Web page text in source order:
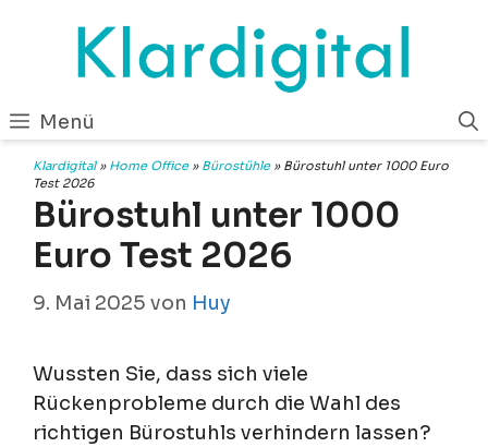
springen
Menü
Klardigital» Home Office» Bürostühle» Bürostuhl unter 1000 Euro
Test 2026
Bürostuhl unter 1000
Euro Test 2026
9. Mai 2025 von Huy
Wussten Sie, dass sich viele
Rückenprobleme durch die Wahl des
richtigen Bürostuhls verhindern lassen?